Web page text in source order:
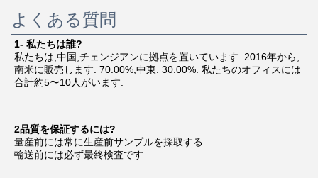
よくある質問
1- 私たちは誰?
私たちは,中国,チェンジアンに拠点を置いています. 2016年から,
南米に販売します. 70.00%,中東. 30.00%. 私たちのオフィスには
合計約5〜10人がいます.
2品質を保証するには?
量産前には常に生産前サンプルを採取する.
輸送前には必ず最終検査です